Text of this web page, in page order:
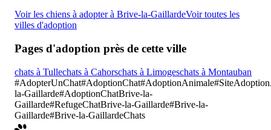
Voir les chiens à adopter à Brive-la-GaillardeVoir toutes les
villes d'adoption
Pages d'adoption près de cette ville
chats à Tullechats à Cahorschats à Limogeschats à Montauban
#AdopterUnChat#AdoptionChat#AdoptionAnimale
la-Gaillarde#AdoptionChatBrive-la-
Gaillarde#RefugeChatBrive-la-Gaillarde#Brive-la-
Gaillarde#Brive-la-GaillardeChats